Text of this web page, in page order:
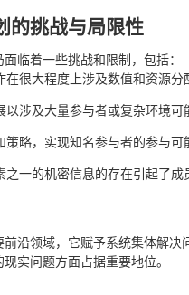
的挑战与局限性
临着一些挑战和限制，包括：
在很大程度上涉及数值和资源分
以涉及大量参与者或复杂环境
策略，实现知名参与者的参与
之一的机密信息的存在引起了
沿领域，它赋予系统集体解
实问题方面占据重要地位。